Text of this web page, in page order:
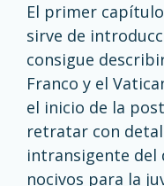
El primer
sirve de
consigue
Franco y el
el inicio de la
retratar con
intransigente del
nocivos para la